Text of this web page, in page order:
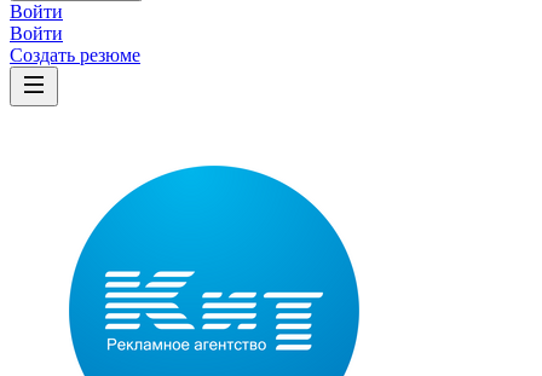
Войти
Войти
Создать резюме